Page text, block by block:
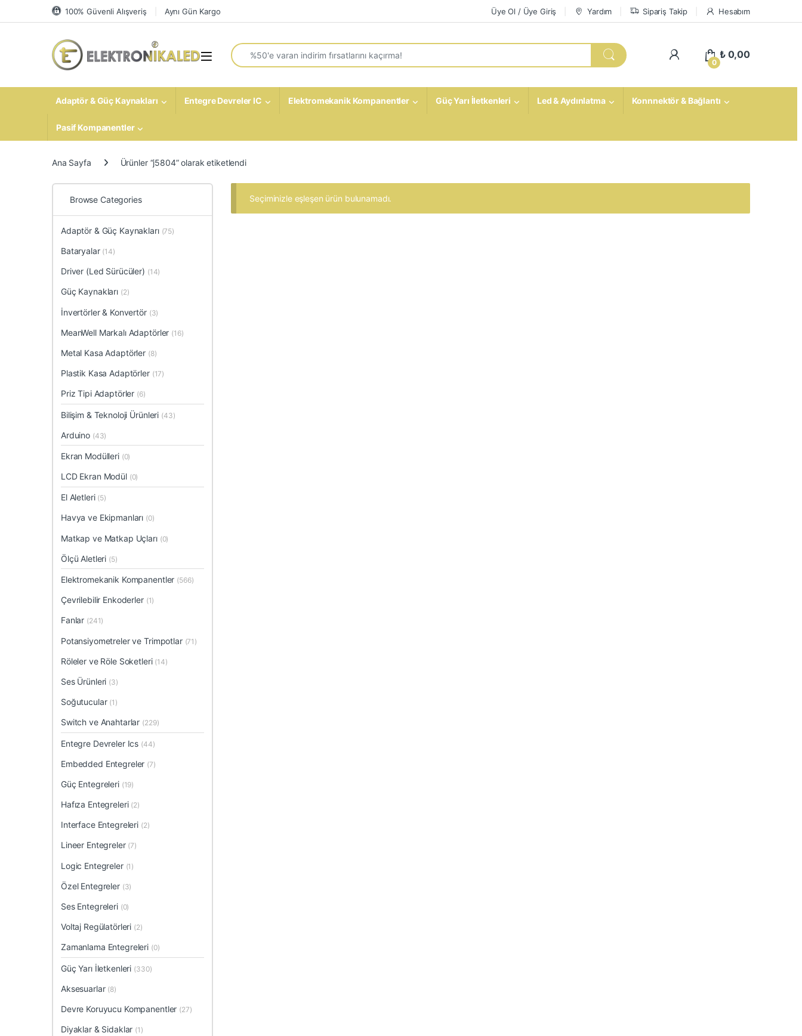
Skip to navigation
Skip to content 100% Güvenli Alışveriş Aynı Gün Kargo Üye Ol / Üye Giriş Yardım Sipariş Takip Hesabım
Open
Search for:
My Account
0
₺0,00
Adaptör & Güç Kaynakları Entegre Devreler IC Elektromekanik Kompanentler Güç Yarı İletkenleri Led & Aydınlatma Konnnektör & Bağlantı
Pasif Kompanentler
Ana Sayfa Ürünler “j5804” olarak etiketlendi
Seçiminizle eşleşen ürün bulunamadı.
Browse Categories
Adaptör & Güç Kaynakları (75)
Bataryalar (14)
Driver (Led Sürücüler) (14)
Güç Kaynakları (2)
İnvertörler & Konvertör (3)
MeanWell Markalı Adaptörler (16)
Metal Kasa Adaptörler (8)
Plastik Kasa Adaptörler (17)
Priz Tipi Adaptörler (6)
Bilişim & Teknoloji Ürünleri (43)
Arduino (43)
Ekran Modülleri (0)
LCD Ekran Modül (0)
El Aletleri (5)
Havya ve Ekipmanları (0)
Matkap ve Matkap Uçları (0)
Ölçü Aletleri (5)
Elektromekanik Kompanentler (566)
Çevrilebilir Enkoderler (1)
Fanlar (241)
Potansiyometreler ve Trimpotlar (71)
Röleler ve Röle Soketleri (14)
Ses Ürünleri (3)
Soğutucular (1)
Switch ve Anahtarlar (229)
Entegre Devreler Ics (44)
Embedded Entegreler (7)
Güç Entegreleri (19)
Hafıza Entegreleri (2)
Interface Entegreleri (2)
Lineer Entegreler (7)
Logic Entegreler (1)
Özel Entegreler (3)
Ses Entegreleri (0)
Voltaj Regülatörleri (2)
Zamanlama Entegreleri (0)
Güç Yarı İletkenleri (330)
Aksesuarlar (8)
Devre Koruyucu Kompanentler (27)
Diyaklar & Sidaklar (1)